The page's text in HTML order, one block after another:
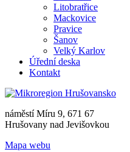
Litobratřice
Mackovice
Pravice
Šanov
Velký Karlov
Úřední deska
Kontakt
náměstí Míru 9, 671 67
Hrušovany nad Jevišovkou
Mapa webu